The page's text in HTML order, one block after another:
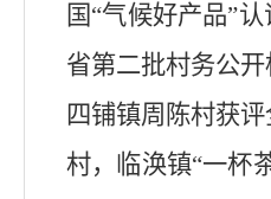
国“气候好产品”认
省第二批村务公开
四铺镇周陈村获
村，临涣镇“一杯